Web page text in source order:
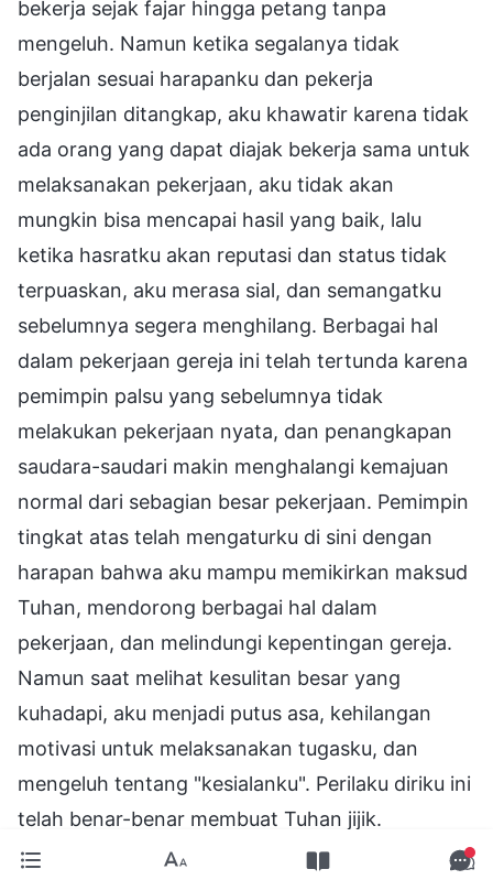
bekerja sejak fajar hingga petang tanpa
mengeluh. Namun ketika segalanya tidak
berjalan sesuai harapanku dan pekerja
penginjilan ditangkap, aku khawatir karena tidak
ada orang yang dapat diajak bekerja sama untuk
melaksanakan pekerjaan, aku tidak akan
mungkin bisa mencapai hasil yang baik, lalu
ketika hasratku akan reputasi dan status tidak
terpuaskan, aku merasa sial, dan semangatku
sebelumnya segera menghilang. Berbagai hal
dalam pekerjaan gereja ini telah tertunda karena
pemimpin palsu yang sebelumnya tidak
melakukan pekerjaan nyata, dan penangkapan
saudara-saudari makin menghalangi kemajuan
normal dari sebagian besar pekerjaan. Pemimpin
tingkat atas telah mengaturku di sini dengan
harapan bahwa aku mampu memikirkan maksud
Tuhan, mendorong berbagai hal dalam
pekerjaan, dan melindungi kepentingan gereja.
Namun saat melihat kesulitan besar yang
kuhadapi, aku menjadi putus asa, kehilangan
motivasi untuk melaksanakan tugasku, dan
mengeluh tentang "kesialanku". Perilaku diriku ini
telah benar-benar membuat Tuhan jijik.
Seseorang yang benar-benar setia kepada